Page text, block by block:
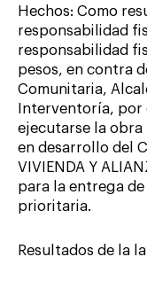
Hechos: Como
responsabilidad
responsabilidad
pesos, en contra
Comunitaria,
Interventoría, por
ejecutarse la obra
en desarrollo del
VIVIENDA Y
para la entrega
prioritaria.
Resultados de la